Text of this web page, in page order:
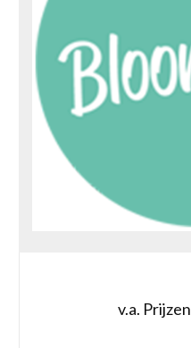
v.a. Prijzen